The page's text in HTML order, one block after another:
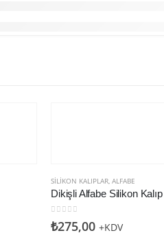
SILIKON KALIPLAR, ALFABE
Dikişli Alfabe Silikon Kalıp
05 üzerinden
₺275,00 +KDV